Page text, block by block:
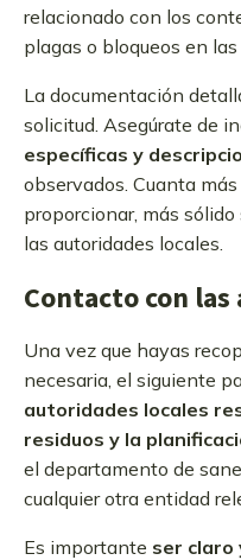
relacionado con los
plagas o bloqueos en las
La documentación
solicitud. Asegúrate de
específicas y
observados. Cuanta
proporcionar, más
las autoridades locales.
Contacto con
Una vez que hayas
necesaria, el siguiente
autoridades locales
residuos y la
el departamento de
cualquier otra entidad
Es importante ser claro